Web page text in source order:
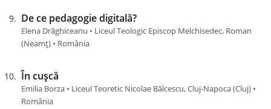
De ce pedagogie digitală?
Elena Drăghiceanu • Liceul Teologic Episcop Melchisedec, Roman
(Neamţ) • România
În cușcă
Emilia Borza • Liceul Teoretic Nicolae Bălcescu, Cluj-Napoca (Cluj) •
România